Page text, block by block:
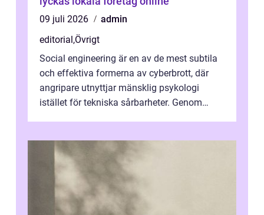
09 juli 2026
admin
editorial,Övrigt
Social engineering är en av de mest subtila
och effektiva formerna av cyberbrott, där
angripare utnyttjar mänsklig psykologi
istället för tekniska sårbarheter. Genom